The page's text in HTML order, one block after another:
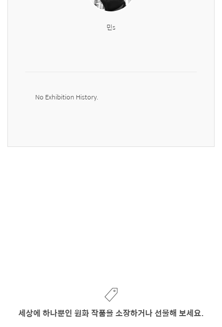
민s
No Exhibition History.
세상에 하나뿐인 원화 작품을 소장하거나 선물해 보세요.